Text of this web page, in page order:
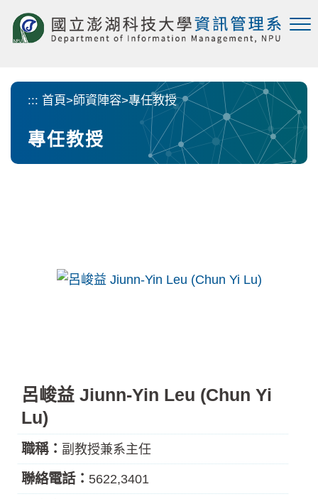
::: 首頁>師資陣容>專任教授
專任教授
呂峻益 Jiunn-Yin Leu (Chun Yi
Lu)
職稱： 副教授兼系主任
聯絡電話： 5622,3401